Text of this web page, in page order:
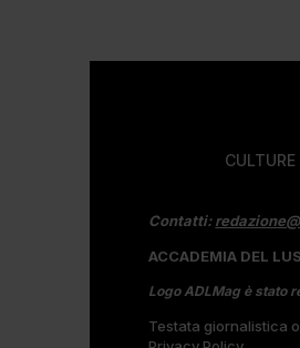
CULTURE
Contatti:
ACCADEMIA DEL
Logo ADLMag è stato
Testata giornalistica